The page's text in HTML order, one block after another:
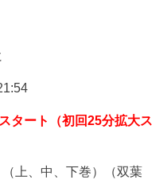
タート（初回25分拡大ス
上、中、下巻）（双葉